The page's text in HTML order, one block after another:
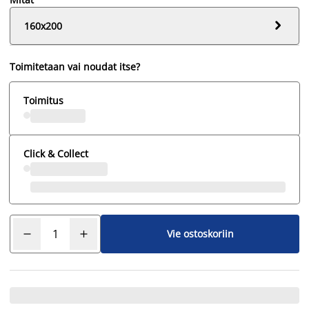
160x200

Toimitetaan vai noudat itse?
Toimitus
Click & Collect
Vie ostoskoriin